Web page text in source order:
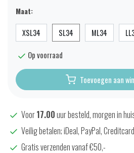
Maat:
XSL34 SL34 ML34
Op voorraad
Toevoegen aan
Voor17.00uur besteld, morgen in
Veilig betalen; iDeal, PayPal,
Gratis verzenden vanaf €50,-